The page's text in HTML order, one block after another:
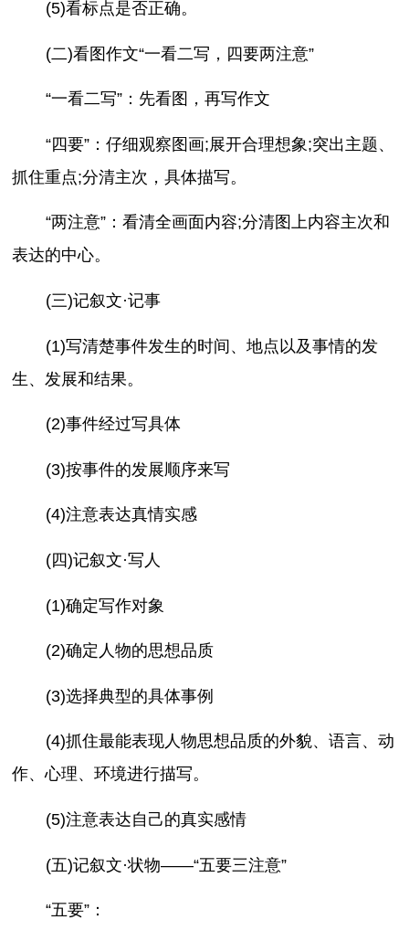
(5)看标点是否正确。
(二)看图作文“一看二写，四要两注意”
“一看二写”：先看图，再写作文
“四要”：仔细观察图画;展开合理想象;突出主题、
抓住重点;分清主次，具体描写。
“两注意”：看清全画面内容;分清图上内容主次和
表达的中心。
(三)记叙文·记事
(1)写清楚事件发生的时间、地点以及事情的发
生、发展和结果。
(2)事件经过写具体
(3)按事件的发展顺序来写
(4)注意表达真情实感
(四)记叙文·写人
(1)确定写作对象
(2)确定人物的思想品质
(3)选择典型的具体事例
(4)抓住最能表现人物思想品质的外貌、语言、动
作、心理、环境进行描写。
(5)注意表达自己的真实感情
(五)记叙文·状物——“五要三注意”
“五要”：